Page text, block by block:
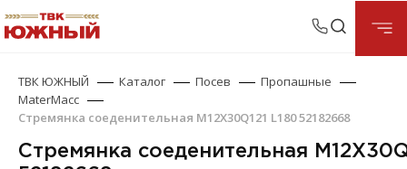
ТВК ЮЖНЫЙ Каталог Посев
Пропашные
MaterMacc
Стремянка соеденительная M12X30Q121 L180 52182668
Стремянка соеденительная